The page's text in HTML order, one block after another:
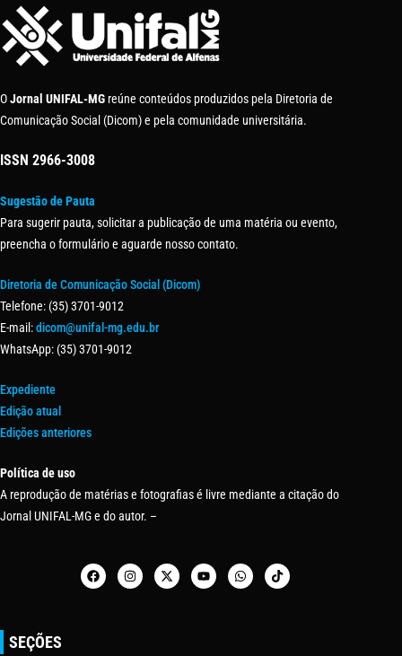
OJornal UNIFAL-MG reúne conteúdos produzidos pela Diretoria de
Comunicação Social (Dicom) e pela comunidade universitária.
ISSN 2966-3008
Sugestão de Pauta
Para sugerir pauta, solicitar a publicação de uma matéria ou evento,
preencha o formulário e aguarde nosso contato.
Diretoria de Comunicação Social (Dicom)
Telefone: (35) 3701-9012
E-mail:dicom@unifal-mg.edu.br
WhatsApp: (35) 3701-9012
Expediente
Edição atual
Edições anteriores
Política de uso
A reprodução de matérias e fotografias é livre mediante a citação do
Jornal UNIFAL-MG e do autor. –
SEÇÕES